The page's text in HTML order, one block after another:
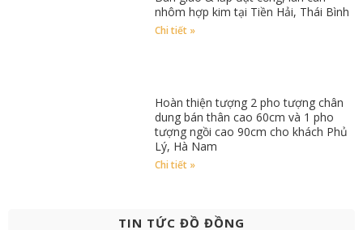
nhôm hợp kim tại Tiền Hải, Thái Bình
Chi tiết »
Hoàn thiện tượng 2 pho tượng chân
dung bán thân cao 60cm và 1 pho
tượng ngồi cao 90cm cho khách Phủ
Lý, Hà Nam
Chi tiết »
TIN TỨC ĐỒ ĐỒNG